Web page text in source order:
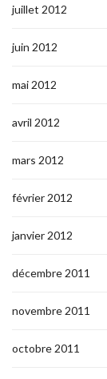
juillet 2012
juin 2012
mai 2012
avril 2012
mars 2012
février 2012
janvier 2012
décembre 2011
novembre 2011
octobre 2011